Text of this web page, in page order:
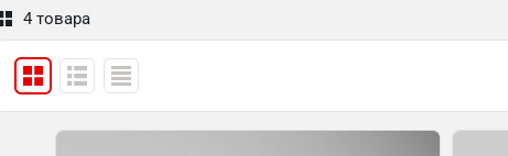
4 товара